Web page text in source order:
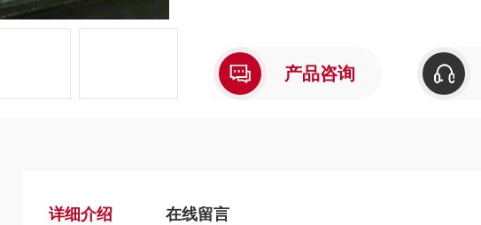
产品咨询
详细介绍 在线留言